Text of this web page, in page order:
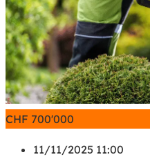
CHF 700'000
11/11/2025 11:00